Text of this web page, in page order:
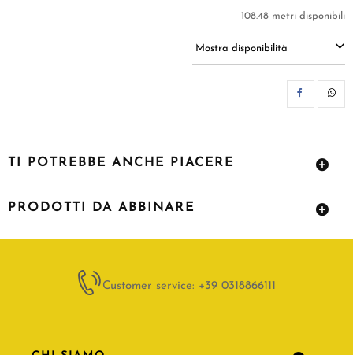
108.48 metri disponibili
Mostra disponibilità
TI POTREBBE ANCHE PIACERE
PRODOTTI DA ABBINARE
Customer service: +39 0318866111